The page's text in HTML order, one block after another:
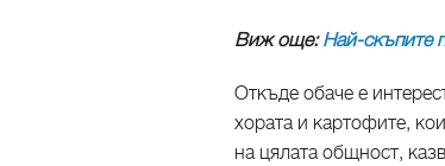
Виж още:Най-скъпите
Откъде обаче е
хората и картофите,
на цялата общност,